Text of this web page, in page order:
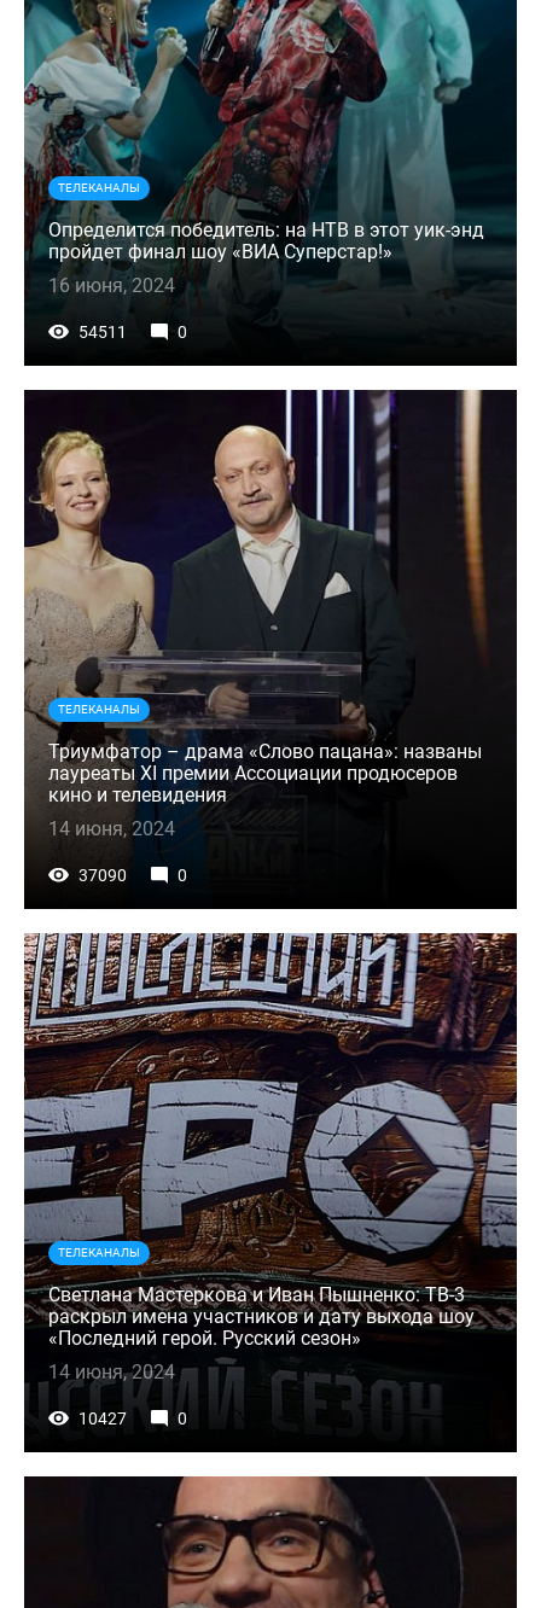
ТЕЛЕКАНАЛЫ
Определится победитель: на НТВ в этот уик-энд
пройдет финал шоу «ВИА Суперстар!»
16 июня, 2024
54511 0
ТЕЛЕКАНАЛЫ
Триумфатор – драма «Слово пацана»: названы
лауреаты XI премии Ассоциации продюсеров
кино и телевидения
14 июня, 2024
37090 0
ТЕЛЕКАНАЛЫ
Светлана Мастеркова и Иван Пышненко: ТВ-3
раскрыл имена участников и дату выхода шоу
«Последний герой. Русский сезон»
14 июня, 2024
10427 0